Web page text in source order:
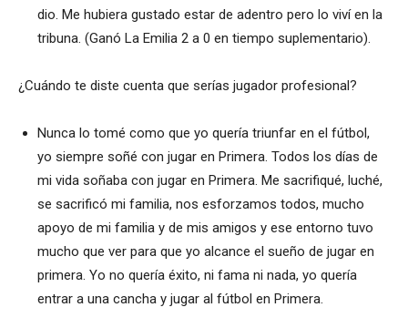
dio. Me hubiera gustado estar de adentro pero lo viví en la
tribuna. (Ganó La Emilia 2 a 0 en tiempo suplementario).
¿Cuándo te diste cuenta que serías jugador profesional?
Nunca lo tomé como que yo quería triunfar en el fútbol,
yo siempre soñé con jugar en Primera. Todos los días de
mi vida soñaba con jugar en Primera. Me sacrifiqué, luché,
se sacrificó mi familia, nos esforzamos todos, mucho
apoyo de mi familia y de mis amigos y ese entorno tuvo
mucho que ver para que yo alcance el sueño de jugar en
primera. Yo no quería éxito, ni fama ni nada, yo quería
entrar a una cancha y jugar al fútbol en Primera.